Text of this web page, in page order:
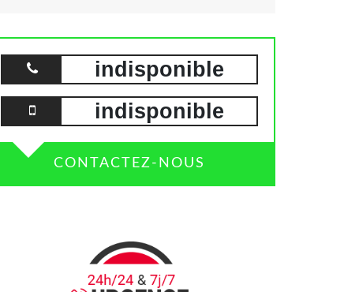
indisponible
indisponible
CONTACTEZ-NOUS